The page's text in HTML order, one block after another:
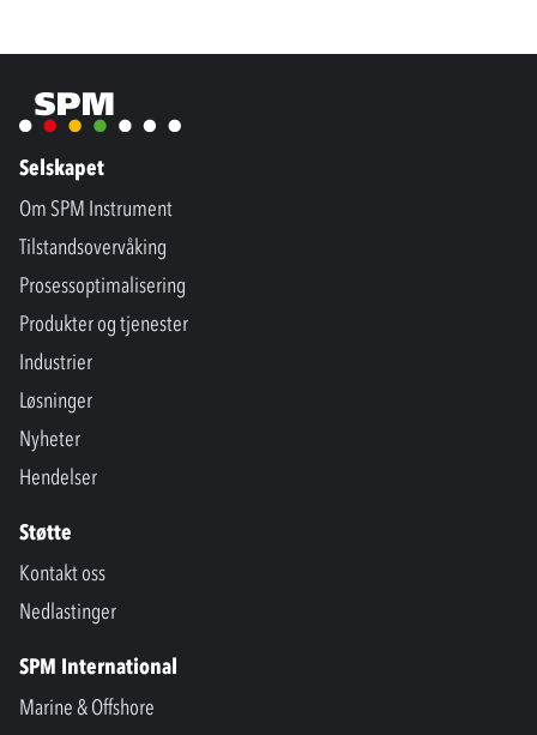
Selskapet
Om SPM Instrument
Tilstandsovervåking
Prosessoptimalisering
Produkter og tjenester
Industrier
Løsninger
Nyheter
Hendelser
Støtte
Kontakt oss
Nedlastinger
SPM International
Marine & Offshore